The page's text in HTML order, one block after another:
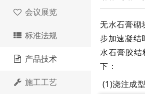
会议展览
标准法规
产品技术
施工工艺
无水石膏砌
步加速凝
水石膏胶
下：
(1)浇注成